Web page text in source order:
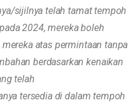
sijilnya telah tamat tempoh
2024, mereka boleh
atas permintaan tanpa
berdasarkan kenaikan
telah
tersedia di dalam tempoh